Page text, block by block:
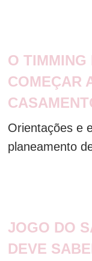
O TIMMING
COMEÇAR
Orientações e
planeamento
JOGO DO
DEVE